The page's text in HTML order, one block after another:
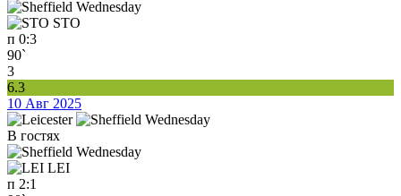
STO
п 0:3
90`
3
6.3
10 Авг 2025
В гостях
LEI
п 2:1